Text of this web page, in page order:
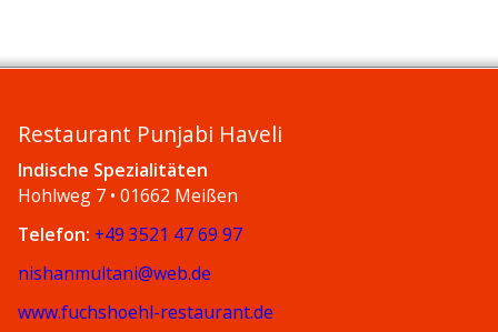
Restaurant Punjabi Haveli
Indische Spezialitäten
Hohlweg 7 • 01662 Meißen
Telefon: +49 3521 47 69 97
nishanmultani@web.de
www.fuchshoehl-restaurant.de